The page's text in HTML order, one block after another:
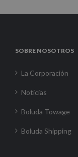
SOBRE NOSOTROS
La Corporación
Noticias
Boluda Towage
Boluda Shipping